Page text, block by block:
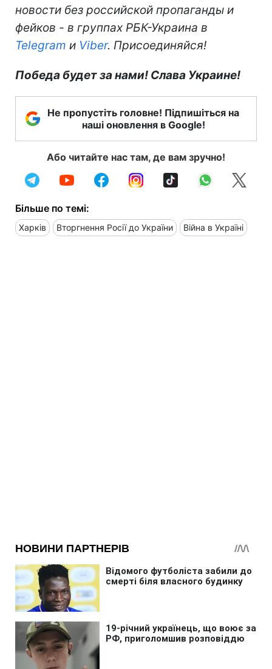
новости без российской пропаганды и
фейков - в группах РБК-Украина в
Telegram и Viber. Присоединяйся!
Победа будет за нами! Слава Украине!
Не пропустіть головне! Підпишіться на
наші оновлення в Google!
Або читайте нас там, де вам зручно!
Більше по темі:
Харків Вторгнення Росії до України Війна в Україні